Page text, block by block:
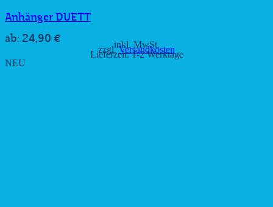
Anhänger DUETT
ab: 24,90 € inkl. MwSt.
zzgl.Versandkosten
Lieferzeit:1-2 Werktage
NEU